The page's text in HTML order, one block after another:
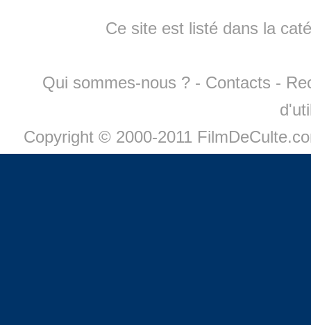
Ce site est listé dans la
Qui sommes-nous ? - Contacts -
Copyright © 2000-2011